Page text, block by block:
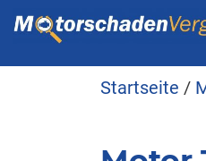
Startseite /